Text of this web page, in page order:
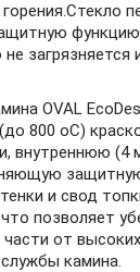
загрязняется
OVAL
800 oC)
внутреннюю (4
и свод
позволяет
от
камина.